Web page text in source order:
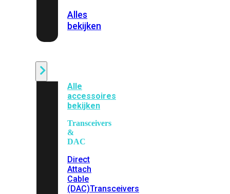
Alles
bekijken
Alle
accessoires
bekijken
Transceivers
&
DAC
Direct
Attach
Cable
(DAC)Transceivers